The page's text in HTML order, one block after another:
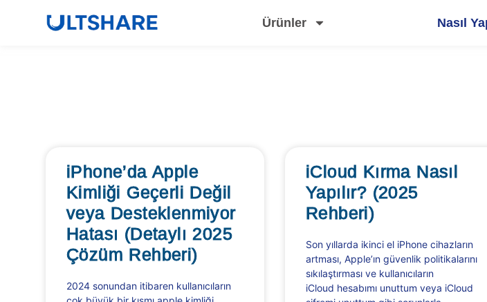
Ürünler Nasıl
iPhone’da Apple
Kimliği Geçerli Değil
veya Desteklenmiyor
Hatası (Detaylı 2025
Çözüm Rehberi)
2024 sonundan itibaren kullanıcıların
iCloud Kırma Nasıl
Yapılır? (2025
Rehberi)
Son yıllarda ikinci el iPhone cihazların
artması, Apple’ın güvenlik politikalarını
sıkılaştırması ve kullanıcıların
iCloud hesabımı unuttum veya iCloud